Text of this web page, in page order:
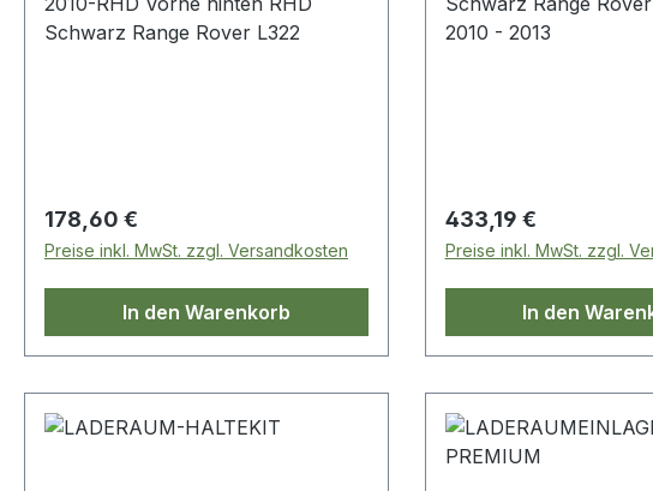
Schwarz Range Rover L322
Regulärer Preis:
178,60 €
Preise inkl. MwSt. zzgl. Versandkosten
In den Warenkorb
2010 - 2013
Regulärer Preis:
433,19 €
Preise inkl. MwSt. zzgl.
In den